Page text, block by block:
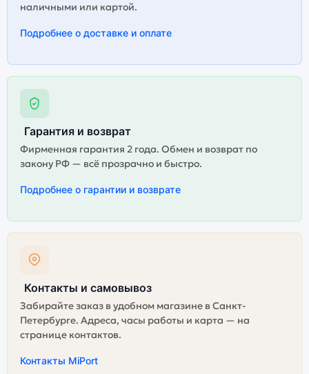
наличными или картой.
Подробнее о доставке и оплате
Гарантия и возврат
Фирменная гарантия 2 года. Обмен и возврат по
закону РФ — всё прозрачно и быстро.
Подробнее о гарантии и возврате
Контакты и самовывоз
Забирайте заказ в удобном магазине в Санкт-
Петербурге. Адреса, часы работы и карта — на
странице контактов.
Контакты MiPort